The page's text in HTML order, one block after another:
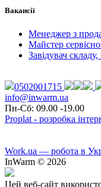
Вакансії
Менеджер з
Майстер
Завідувач
0502001715
info@inwarm.ua
Пн-Сб: 09.00 -19.00
Proplat - розробка
Work.ua — робота в
InWarm © 2026
Цей веб-сайт